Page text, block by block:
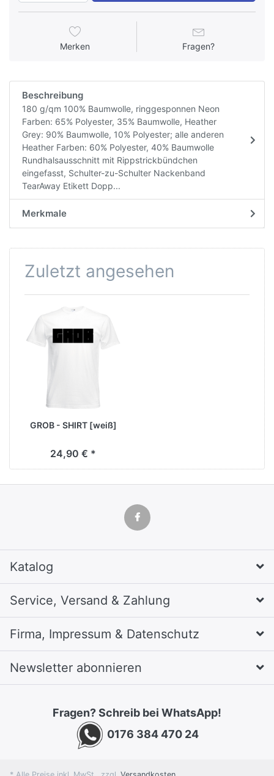
Merken Fragen?
Beschreibung
180 g/qm 100% Baumwolle, ringgesponnen Neon
Farben: 65% Polyester, 35% Baumwolle, Heather
Grey: 90% Baumwolle, 10% Polyester; alle anderen
Heather Farben: 60% Polyester, 40% Baumwolle
Rundhalsausschnitt mit Rippstrickbündchen
eingefasst, Schulter-zu-Schulter Nackenband
TearAway Etikett Dopp...
Merkmale
Zuletzt angesehen
GROB - SHIRT [weiß]
24,90 € *
Katalog
Service, Versand & Zahlung
Firma, Impressum & Datenschutz
Newsletter abonnieren
Fragen? Schreib bei WhatsApp!
0176 384 470 24